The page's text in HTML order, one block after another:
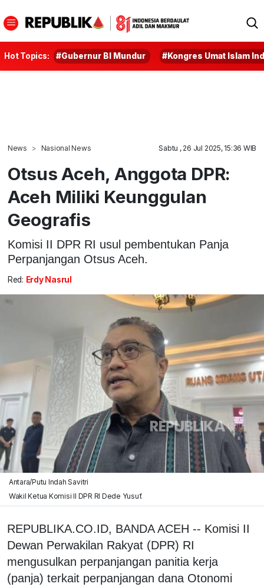
Hot Topics: #Gubernur BI Mundur #Kongres Umat Islam
News Nasional News Sabtu , 26 Jul 2025, 15:36 WIB
Otsus Aceh, Anggota DPR:
Aceh Miliki Keunggulan
Geografis
Komisi II DPR RI usul pembentukan Panja
Perpanjangan Otsus Aceh.
Red: Erdy Nasrul
Antara/Putu Indah Savitri
Wakil Ketua Komisi II DPR RI Dede Yusuf.
REPUBLIKA.CO.ID, BANDA ACEH -- Komisi II
Dewan Perwakilan Rakyat (DPR) RI
mengusulkan perpanjangan panitia kerja
(panja) terkait perpanjangan dana Otonomi